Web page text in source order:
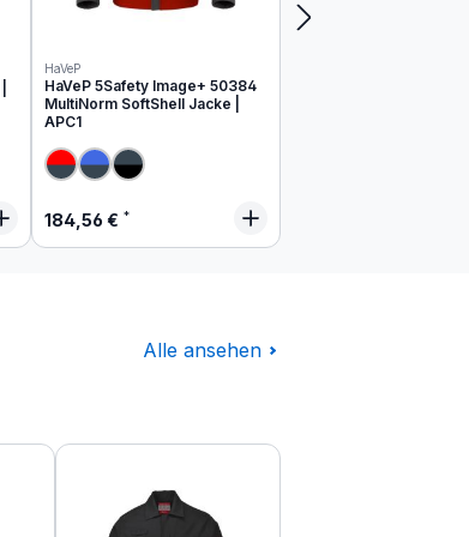
HaVeP
HaVeP 5Safety Image+ 50384
MultiNorm SoftShell Jacke |
APC1
Regulärer Preis:
184,56 €
Alle ansehen